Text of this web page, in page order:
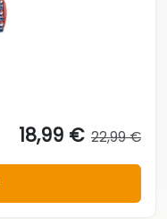
18,99 € 22,99 €